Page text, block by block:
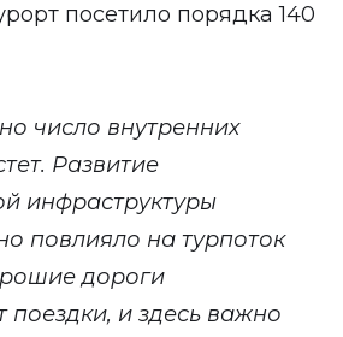
посетило порядка 140
число внутренних
Развитие
инфраструктуры
повлияло на турпоток
дороги
поездки, и здесь важно